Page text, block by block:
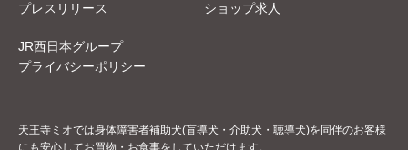
プレスリリース ショップ求人
JR西日本グループ
プライバシーポリシー
天王寺ミオでは身体障害者補助犬(盲導犬・介助犬・聴導犬)を同伴のお客様